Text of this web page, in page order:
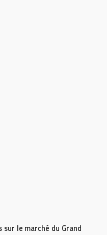
sur le marché du Grand